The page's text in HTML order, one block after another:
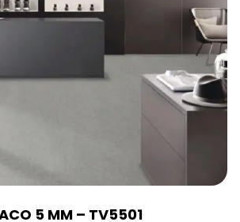
5 MM – TV5501